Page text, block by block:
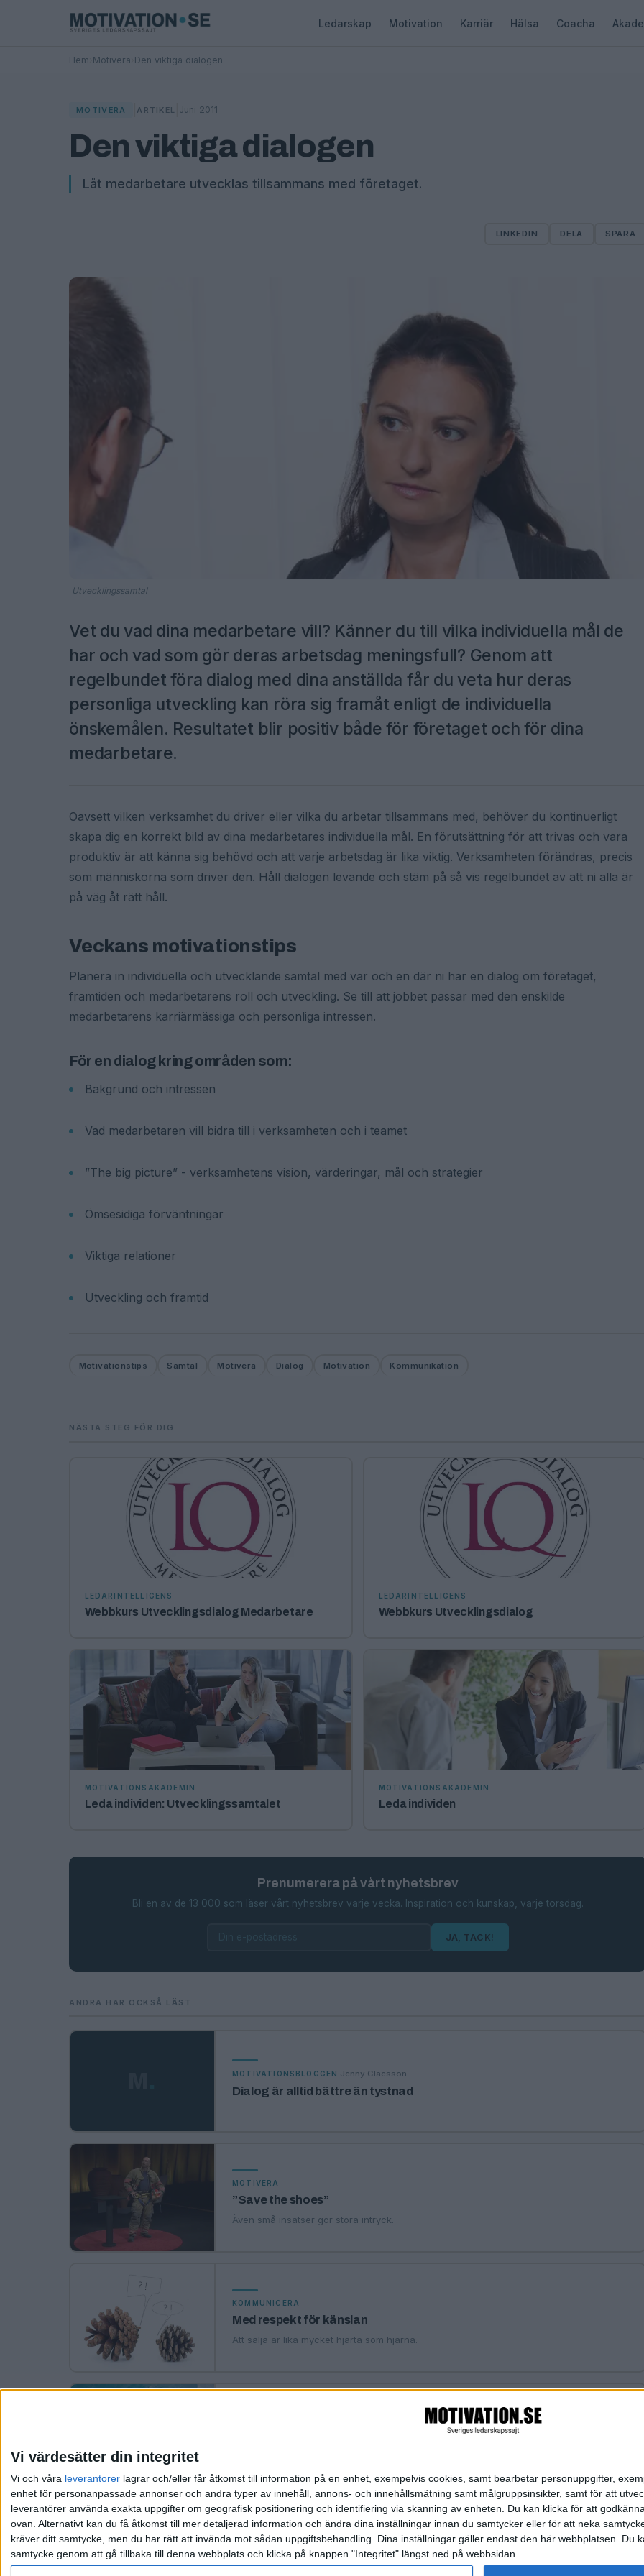
Vi värdesätter din integritet
Vi och våra leverantorer lagrar och/eller får åtkomst till information på en enhet, exempelvis cookies, samt bearbetar personuppgifter,
enhet för personanpassade annonser och andra typer av innehåll, annons- och innehållsmätning samt målgruppsinsikter, samt för att
leverantörer använda exakta uppgifter om geografisk positionering och identifiering via skanning av enheten. Du kan klicka för att
ovan. Alternativt kan du få åtkomst till mer detaljerad information och ändra dina inställningar innan du samtycker eller för att neka
kräver ditt samtycke, men du har rätt att invända mot sådan uppgiftsbehandling. Dina inställningar gäller endast den här webbplatsen.
samtycke genom att gå tillbaka till denna webbplats och klicka på knappen "Integritet" längst ned på webbsidan.
Ledarskap Motivation Karriär Hälsa Coacha
Hem Motivera Den viktiga dialogen
MOTIVERA ARTIKEL Juni 2011
Den viktiga dialogen
Låt medarbetare utvecklas tillsammans med företaget.
LINKEDIN DELA SPARA
Utvecklingssamtal
Vet du vad dina medarbetare vill? Känner du till vilka individuella mål de
har och vad som gör deras arbetsdag meningsfull? Genom att
regelbundet föra dialog med dina anställda får du veta hur deras
personliga utveckling kan röra sig framåt enligt de individuella
önskemålen. Resultatet blir positiv både för företaget och för dina
medarbetare.
Oavsett vilken verksamhet du driver eller vilka du arbetar tillsammans med, behöver du kontinuerligt
skapa dig en korrekt bild av dina medarbetares individuella mål. En förutsättning för att trivas och vara
produktiv är att känna sig behövd och att varje arbetsdag är lika viktig. Verksamheten förändras, precis
som människorna som driver den. Håll dialogen levande och stäm på så vis regelbundet av att ni alla är
på väg åt rätt håll.
Veckans motivationstips
Planera in individuella och utvecklande samtal med var och en där ni har en dialog om företaget,
framtiden och medarbetarens roll och utveckling. Se till att jobbet passar med den enskilde
medarbetarens karriärmässiga och personliga intressen.
För en dialog kring områden som:
Bakgrund och intressen
Vad medarbetaren vill bidra till i verksamheten och i teamet
”The big picture” - verksamhetens vision, värderingar, mål och strategier
Ömsesidiga förväntningar
Viktiga relationer
Utveckling och framtid
Motivationstips Samtal Motivera Dialog Motivation Kommunikation
NÄSTA STEG FÖR DIG
LEDARINTELLIGENS
Webbkurs Utvecklingsdialog Medarbetare
LEDARINTELLIGENS
Webbkurs Utvecklingsdialog
MOTIVATIONSAKADEMIN
Leda individen: Utvecklingssamtalet
MOTIVATIONSAKADEMIN
Leda individen
Prenumerera på vårt nyhetsbrev
Bli en av de 13 000 som läser vårt nyhetsbrev varje vecka. Inspiration och kunskap, varje torsdag.
JA, TACK!
ANDRA HAR OCKSÅ LÄST
MOTIVATIONSBLOGGEN Jenny Claesson
Dialog är alltid bättre än tystnad
MOTIVERA
”Save the shoes”
Även små insatser gör stora intryck.
KOMMUNICERA
Med respekt för känslan
Att sälja är lika mycket hjärta som hjärna.